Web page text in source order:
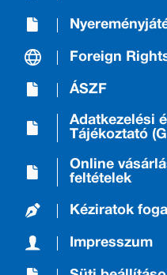
Foreign
ÁSZF
Adatkezelési
Tájékoztató
Online
feltételek
Kéziratok
Impresszum